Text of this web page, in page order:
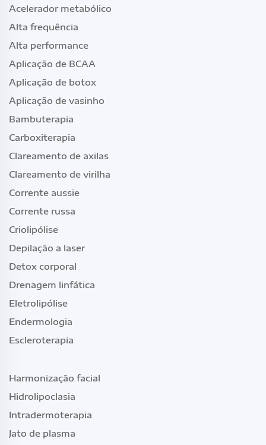
Acelerador metabólico
Alta frequência
Alta performance
Aplicação de BCAA
Aplicação de botox
Aplicação de vasinho
Bambuterapia
Carboxiterapia
Clareamento de axilas
Clareamento de virilha
Corrente aussie
Corrente russa
Criolipólise
Depilação a laser
Detox corporal
Drenagem linfática
Eletrolipólise
Endermologia
Escleroterapia
Harmonização facial
Hidrolipoclasia
Intradermoterapia
Jato de plasma